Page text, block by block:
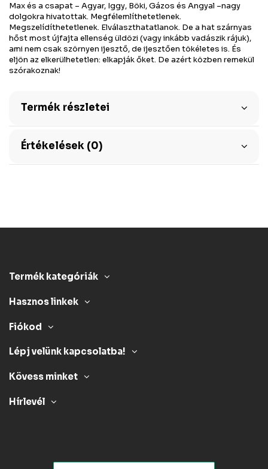
Max és a csapat – Agyar, Iggy, Böki, Gázos és Angyal –nagy
dolgokra hivatottak. Megfélemlíthetetlenek.
Megszelídíthetetlenek. Elválaszthatatlanok. De a hat szárnyas
hőst most újfajta ellenség üldözi (vagy inkább vadászik rájuk),
ami nem csak szörnyen ijesztő, de ijesztően tökéletes is. És
eljön az elkerülhetetlen: elkapják őket. De azért közben remekül
szórakoznak!
Termék részletei
Értékelések (0)
Termék kategóriák
Hasznos linkek
Fiókod
Lépj velünk kapcsolatba!
Kövess minket
Hírlevél